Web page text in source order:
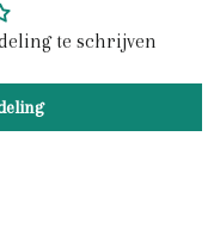
te schrijven